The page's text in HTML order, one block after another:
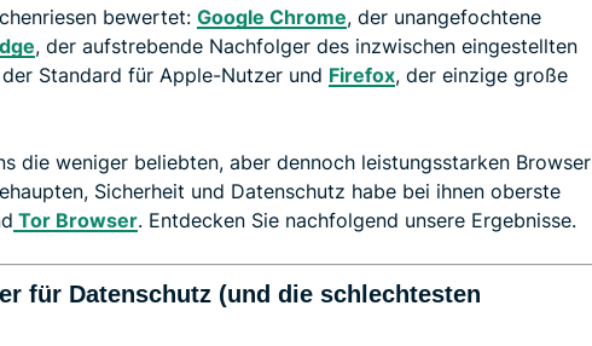
bewertet: Google Chrome, der unangefochtene
, der aufstrebende Nachfolger des inzwischen eingestellten
Standard für Apple-Nutzer und Firefox, der einzige große
die weniger beliebten, aber dennoch leistungsstarken Browser
Sicherheit und Datenschutz habe bei ihnen oberste
Tor Browser. Entdecken Sie nachfolgend unsere Ergebnisse.
für Datenschutz (und die schlechtesten